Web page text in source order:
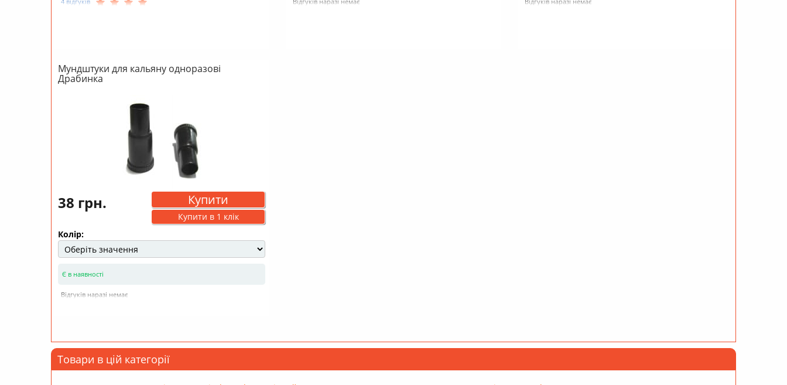
Мундштуки для кальяну одноразові
Драбинка
38 грн. Купити
Купити в 1 клік
Колір:
Є в наявності
Відгуків наразі немає
Товари в цій категорії